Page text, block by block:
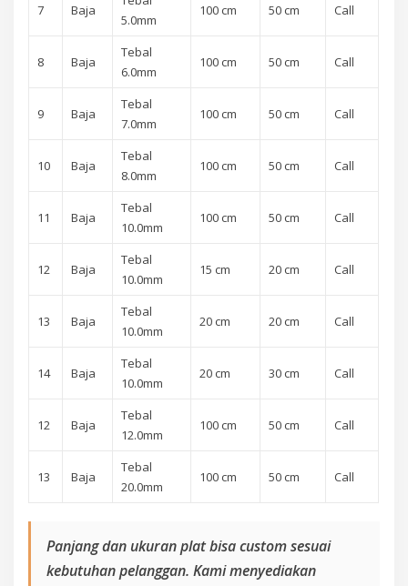
7 Baja
5.0mm
100 cm 50 cm Call
8 Baja
Tebal
6.0mm
100 cm 50 cm Call
9 Baja
Tebal
7.0mm
100 cm 50 cm Call
10 Baja
Tebal
8.0mm
100 cm 50 cm Call
11 Baja
Tebal
10.0mm
100 cm 50 cm Call
12 Baja
Tebal
10.0mm
15 cm 20 cm Call
13 Baja
Tebal
10.0mm
20 cm 20 cm Call
14 Baja
Tebal
10.0mm
20 cm 30 cm Call
12 Baja
Tebal
12.0mm
100 cm 50 cm Call
13 Baja
Tebal
20.0mm
100 cm 50 cm Call
Panjang dan ukuran plat bisa custom sesuai
kebutuhan pelanggan. Kami menyediakan